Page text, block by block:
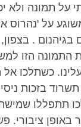
על תמונה
על
לשום מקום. 136
התמונה הזו
כשתלכו
בזכות
תתפללו
באופן